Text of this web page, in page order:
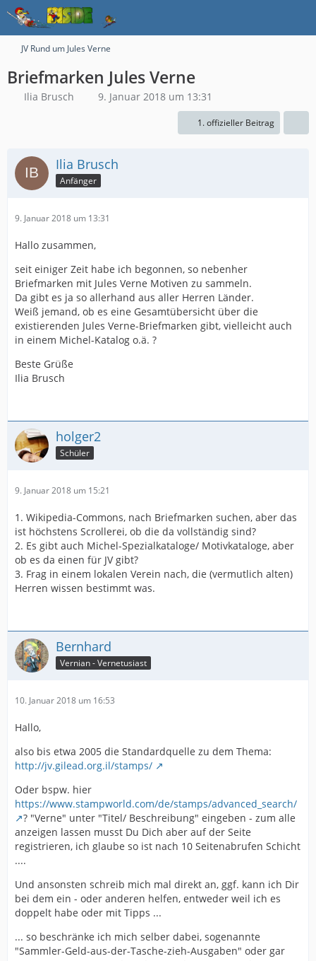
JV Rund um Jules Verne
Briefmarken Jules Verne
Ilia Brusch 9. Januar 2018 um 13:31
1. offizieller Beitrag
Ilia Brusch
Anfänger
9. Januar 2018 um 13:31
Hallo zusammen,
seit einiger Zeit habe ich begonnen, so nebenher
Briefmarken mit Jules Verne Motiven zu sammeln.
Da gibt es ja so allerhand aus aller Herren Länder.
Weiß jemand, ob es eine Gesamtübersicht über die
existierenden Jules Verne-Briefmarken gibt, vielleicht auch
in einem Michel-Katalog o.ä. ?
Beste Grüße
Ilia Brusch
holger2
Schüler
9. Januar 2018 um 15:21
1. Wikipedia-Commons, nach Briefmarken suchen, aber das
ist höchstens Scrollerei, ob die da vollständig sind?
2. Es gibt auch Michel-Spezialkataloge/ Motivkataloge, aber
ob es da einen für JV gibt?
3. Frag in einem lokalen Verein nach, die (vermutlich alten)
Herren wissen bestimmt was.
Bernhard
Vernian - Vernetusiast
10. Januar 2018 um 16:53
Hallo,
also bis etwa 2005 die Standardquelle zu dem Thema:
http://jv.gilead.org.il/stamps/
Oder bspw. hier
https://www.stampworld.com/de/stamps/advanced_search/
? "Verne" unter "Titel/ Beschreibung" eingeben - zum alle
anzeigen lassen musst Du Dich aber auf der Seite
registrieren, ich glaube so ist nach 10 Seitenabrufen Schicht
....
Und ansonsten schreib mich mal direkt an, ggf. kann ich Dir
bei dem ein - oder anderen helfen, entweder weil ich es
doppelt habe oder mit Tipps ...
... so beschränke ich mich selber dabei, sogenannte
"Sammler-Geld-aus-der-Tasche-zieh-Ausgaben" oder gar